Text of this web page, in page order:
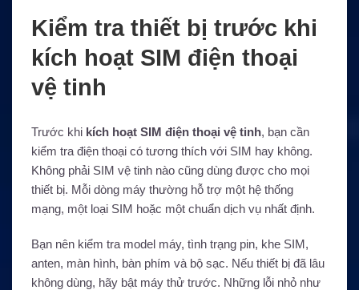
Kiểm tra thiết bị trước khi
kích hoạt SIM điện thoại
vệ tinh
Trước khi kích hoạt SIM điện thoại vệ tinh, bạn cần
kiểm tra điện thoại có tương thích với SIM hay không.
Không phải SIM vệ tinh nào cũng dùng được cho mọi
thiết bị. Mỗi dòng máy thường hỗ trợ một hệ thống
mạng, một loại SIM hoặc một chuẩn dịch vụ nhất định.
Bạn nên kiểm tra model máy, tình trạng pin, khe SIM,
anten, màn hình, bàn phím và bộ sạc. Nếu thiết bị đã lâu
không dùng, hãy bật máy thử trước. Những lỗi nhỏ như